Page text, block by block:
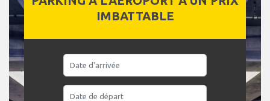
IMBATTABLE